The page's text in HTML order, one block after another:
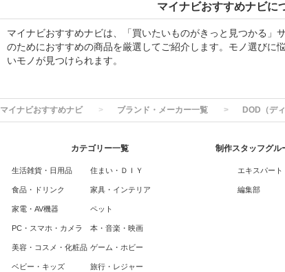
マイナビおすすめナビに
マイナビおすすめナビは、「買いたいものがきっと見つかる」
のためにおすすめの商品を厳選してご紹介します。モノ選びに
いモノが見つけられます。
マイナビおすすめナビ ブランド・メーカー一覧 DOD（デ
カテゴリー一覧
生活雑貨・日用品
食品・ドリンク
家電・AV機器
PC・スマホ・カメラ
美容・コスメ・化粧品
ベビー・キッズ
住まい・ＤＩＹ
家具・インテリア
ペット
本・音楽・映画
ゲーム・ホビー
旅行・レジャー
制作スタッフグル
エキスパート
編集部